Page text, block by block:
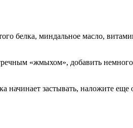
белка, миндальное масло,
«жмыхом», добавить
начинает застывать, наложите еще